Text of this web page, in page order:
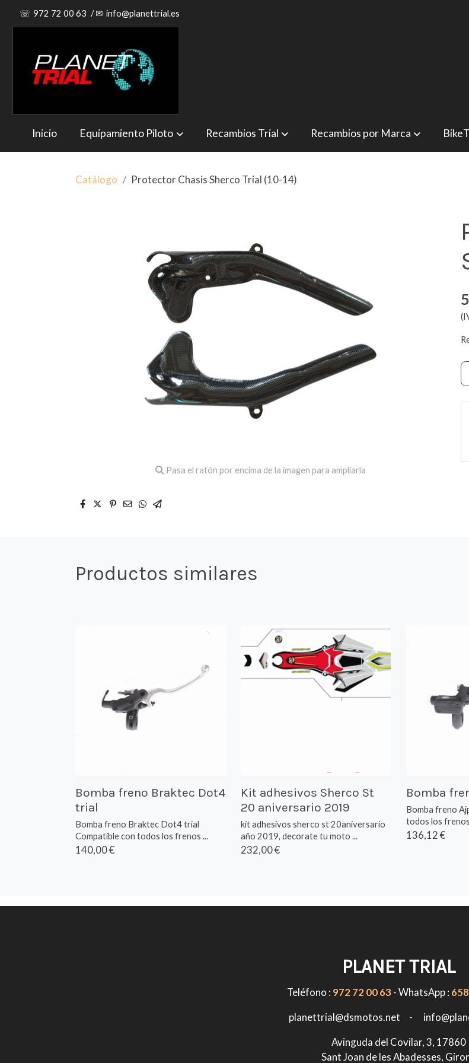
☏ 972 72 00 63 /✉ info@planettrial.es
Inicio Equipamiento Piloto Recambios Trial Recambios por Marca
Catálogo Protector Chasis Sherco Trial (10-14)
Pasa el ratón por encima de la imagen para ampliarla
Productos similares
Bomba freno Braktec Dot4
trial
Bomba freno Braktec Dot4 trial
Compatible con todos los frenos ...
140,00 €
Kit adhesivos Sherco St
20 aniversario 2019
kit adhesivos sherco st 20aniversario
año 2019, decorate tu moto ...
232,00 €
Bomba
Bomba freno
todos los
136,12 €
PLANET TRIAL
Teléfono : 972 72 00 63 - WhatsApp :
planettrial@dsmotos.net -
Avinguda del Covilar, 3, 17860
Sant Joan de les Abadesses,